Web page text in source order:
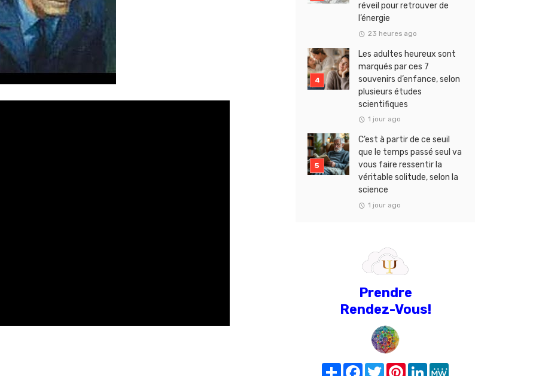
réveil pour retrouver de
l’énergie
23 heures ago
Les adultes heureux sont
marqués par ces 7
souvenirs d’enfance, selon
plusieurs études
scientifiques
1 jour ago
C’est à partir de ce seuil
que le temps passé seul va
vous faire ressentir la
véritable solitude, selon la
science
1 jour ago
Prendre
Rendez-Vous!
Share FacebookTwitterPinterest
LinkedIn